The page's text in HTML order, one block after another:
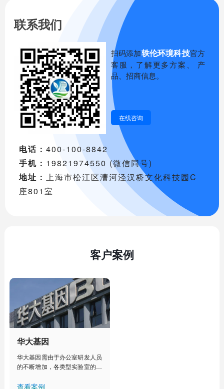
联系我们
扫码添加轶伦环境科技官方
客服，了解更多方案、 产
品、招商信息。
在线咨询
电话： 400-100-8842
手机： 19821974550 (微信同号)
地址： 上海市松江区漕河泾汉桥文化科技园C
座801室
客户案例
华大基因
华大基因需由于办公室研发人员
的不断增加，各类型实验室的建
其对办公室、实验室、实验室设
查看案例